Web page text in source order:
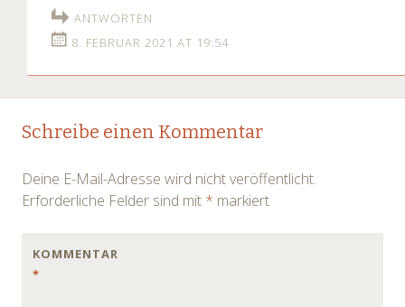
ANTWORTEN
8. FEBRUAR 2021 AT 19:54
Schreibe einen Kommentar
Deine E-Mail-Adresse wird nicht veröffentlicht.
Erforderliche Felder sind mit * markiert
KOMMENTAR
*